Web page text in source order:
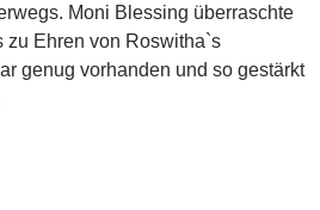
Moni Blessing überraschte
zu Ehren von Roswitha`s
genug vorhanden und so gestärkt